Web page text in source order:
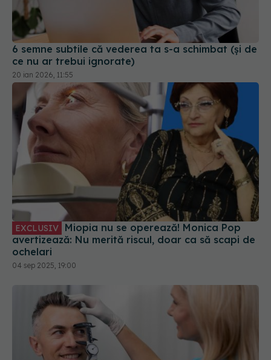
6 semne subtile că vederea ta s-a schimbat (și de
ce nu ar trebui ignorate)
20 ian 2026, 11:55
EXCLUSIV Miopia nu se operează! Monica Pop
avertizează: Nu merită riscul, doar ca să scapi de
ochelari
04 sep 2025, 19:00